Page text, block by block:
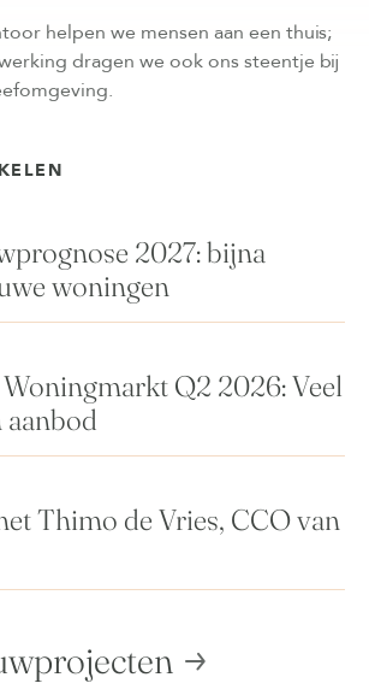
helpen we mensen aan een thuis;
dragen we ook ons steentje bij
2027: bijna
woningen
Q2 2026: Veel
Thimo de Vries, CCO van